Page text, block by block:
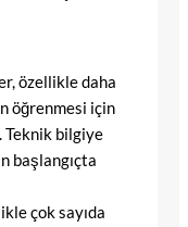
özellikle daha
öğrenmesi için
Teknik bilgiye
başlangıçta
çok sayıda